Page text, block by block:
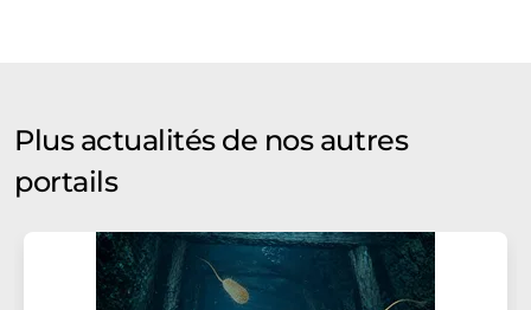
Plus actualités de nos autres
portails